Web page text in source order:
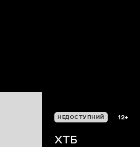
НЕДОСТУПНИЙ 12+
XTБ